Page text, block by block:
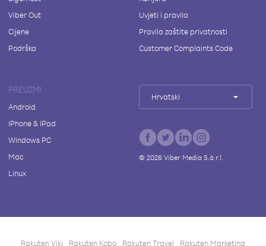
Viber Out
Cijene
Podrška
Uvjeti i pravila
Pravila zaštite privatnosti
Customer Complaints Code
PREUZMI
Android
iPhone & iPad
Windows PC
Mac
Linux
Hrvatski
© 2026Viber Media S.à r.l.
Rakuten Viki Rakuten Kobo Rakuten Travel Rakuten Marketing